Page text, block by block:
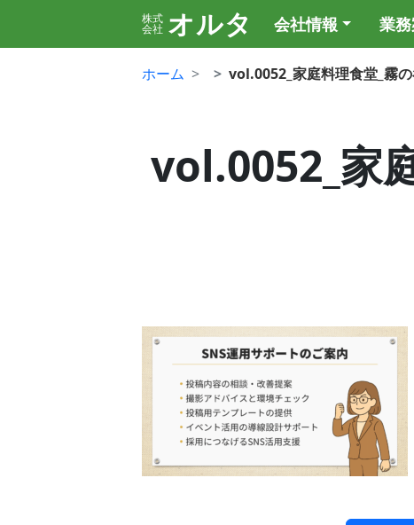
株式
会社 オルタ 会社情報 業
ホーム vol.0052_家庭料理食堂_霧
vol.0052_家